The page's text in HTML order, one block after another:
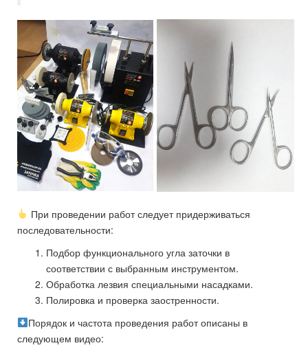
При проведении работ следует придерживаться
последовательности:
Подбор функционального угла заточки в
соответствии с выбранным инструментом.
Обработка лезвия специальными насадками.
Полировка и проверка заостренности.
Порядок и частота проведения работ описаны в
следующем видео: